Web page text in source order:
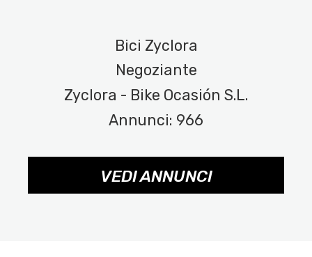
Bici Zyclora
Negoziante
Zyclora - Bike Ocasión S.L.
Annunci: 966
VEDI ANNUNCI